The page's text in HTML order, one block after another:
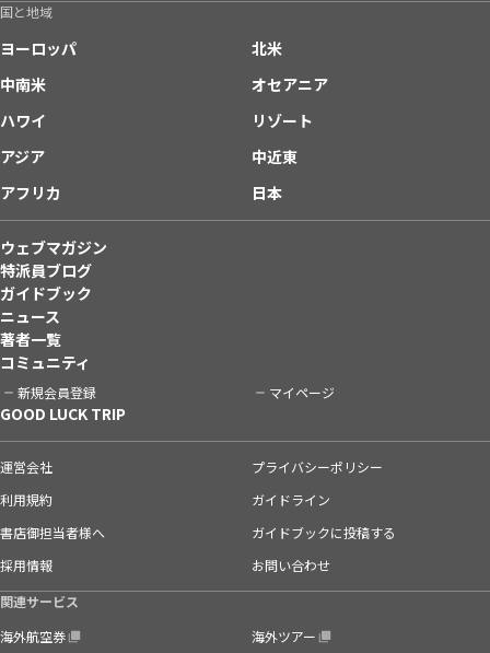
国と地域
ヨーロッパ
北米
中南米
オセアニア
ハワイ
リゾート
アジア
中近東
アフリカ
日本
ウェブマガジン
特派員ブログ
ガイドブック
ニュース
著者一覧
コミュニティ
新規会員登録 マイページ
GOOD LUCK TRIP
運営会社
プライバシーポリシー
利用規約
ガイドライン
書店御担当者様へ
ガイドブックに投稿する
採用情報
お問い合わせ
関連サービス
海外航空券
海外ツアー